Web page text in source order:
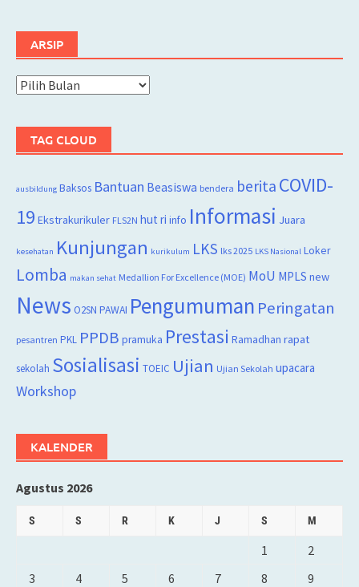
ARSIP
Arsip
TAG CLOUD
ausbildung Baksos Bantuan Beasiswa bendera berita COVID-
19 Ekstrakurikuler FLS2N hut ri info Informasi Juara
kesehatan Kunjungan kurikulum LKS lks 2025 LKS Nasional Loker
Lomba makan sehat Medallion For Excellence (MOE) MoU MPLS new
News O2SN PAWAI Pengumuman Peringatan
pesantren PKL PPDB pramuka Prestasi Ramadhan rapat
sekolah Sosialisasi TOEIC Ujian Ujian Sekolah upacara
Workshop
KALENDER
Agustus 2026
S S R K J S M
1
2
3
4 5 6 7 8
9